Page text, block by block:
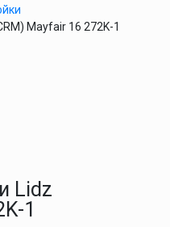
Mayfair 16 272K-1
Lidz
1